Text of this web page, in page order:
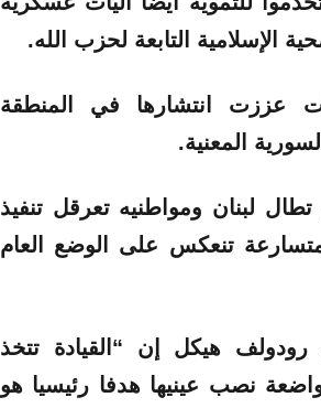
الإسلامية التابعة لحزب الله.
عززت انتشارها في المنطقة
المعنية.
تطال لبنان ومواطنيه تعرقل تنفيذ
تنعكس على الوضع العام
هيكل إن “القيادة تتخذ
نصب عينيها هدفا رئيسيا هو